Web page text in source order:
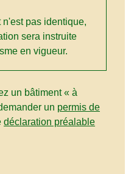
pas identique,
sera instruite
en vigueur.
un bâtiment « à
un permis de
déclaration préalable